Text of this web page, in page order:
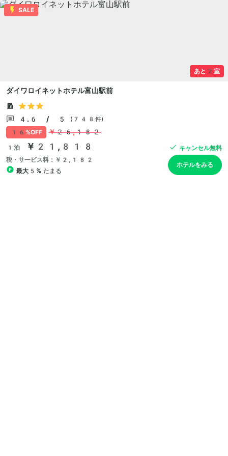
SALE
あと2室
ダイワロイネットホテル富山駅前
4.6 / 5
(748件)
16%OFF
￥26,182
1泊 ￥21,818
税・サービス料：￥2,182
最大5% たまる
キャンセル無料
ホテルをみる